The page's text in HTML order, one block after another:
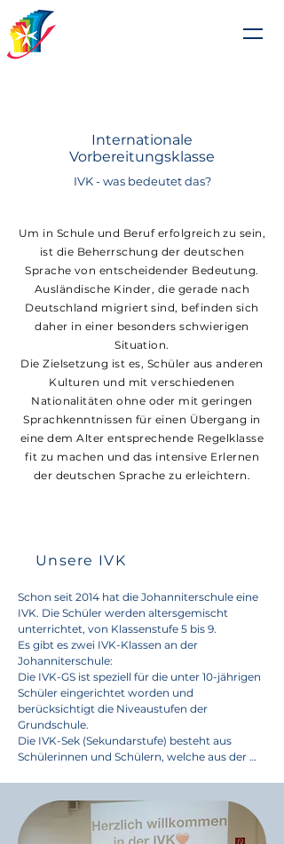
Internationale
Vorbereitungsklasse
IVK - was bedeutet das?
Um in Schule und Beruf erfolgreich zu sein,
ist die Beherrschung der deutschen
Sprache von entscheidender Bedeutung.
Ausländische Kinder, die gerade nach
Deutschland migriert sind, befinden sich
daher in einer besonders schwierigen
Situation.
Die Zielsetzung ist es, Schüler aus anderen
Kulturen und mit verschiedenen
Nationalitäten ohne oder mit geringen
Sprachkenntnissen für einen Übergang in
eine dem Alter entsprechende Regelklasse
fit zu machen und das intensive Erlernen
der deutschen Sprache zu erleichtern.
Unsere IVK
Schon seit 2014 hat die Johanniterschule eine
IVK. Die Schüler werden altersgemischt
unterrichtet, von Klassenstufe 5 bis 9.
Es gibt es zwei IVK-Klassen an der
Johanniterschule:
Die IVK-GS ist speziell für die unter 10-jährigen
Schüler eingerichtet worden und
berücksichtigt die Niveaustufen der
Grundschule.
Die IVK-Sek (Sekundarstufe) besteht aus
Schülerinnen und Schülern, welche aus der
Auch Kinder aus Rumänien, Bosnien,
Moldawien, Kroatien, Nigeria, Mongolei, Türkei
und Afghanistan waren in den vergangenen